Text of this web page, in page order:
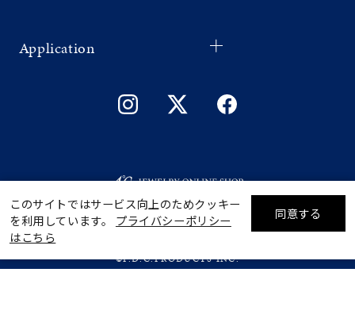
絞り込んで検索する
Application
©F.D.C.PRODUCTS INC.
このサイトではサービス向上のためクッキー
を利用しています。 プライバシーポリシー
はこちら
同意する
ギフトをお探しですか？